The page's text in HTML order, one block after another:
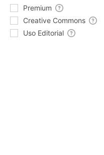
Premium
Creative Commons
Uso Editorial